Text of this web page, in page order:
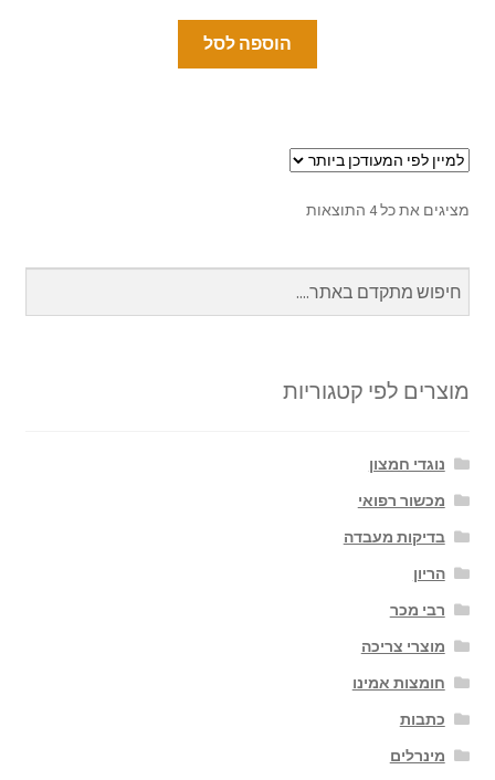
הוספה לסל
מציגים את כל ⁦4⁩ התוצאות
מוצרים לפי קטגוריות
נוגדי חמצון
מכשור רפואי
בדיקות מעבדה
הריון
רבי מכר
מוצרי צריכה
חומצות אמינו
כתבות
מינרלים